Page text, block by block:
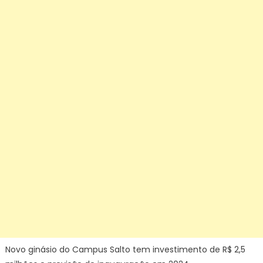
Novo ginásio do Campus Salto tem investimento de R$ 2,5